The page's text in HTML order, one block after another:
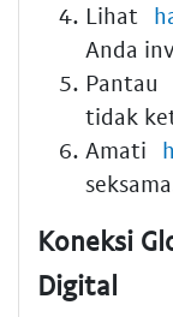
Lihat
Anda
Pantau
tidak
Amati
Koneksi
Digital